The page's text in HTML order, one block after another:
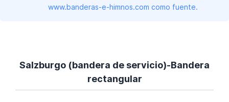
www.banderas-e-himnos.com como fuente.
Salzburgo (bandera de servicio)-Bandera
rectangular